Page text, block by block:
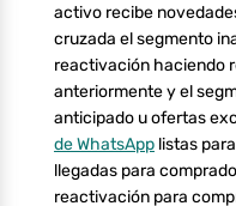
activo recibe
cruzada el segmento
reactivación haciendo
anteriormente y el
anticipado u ofertas
de WhatsApp listas
llegadas para
reactivación para